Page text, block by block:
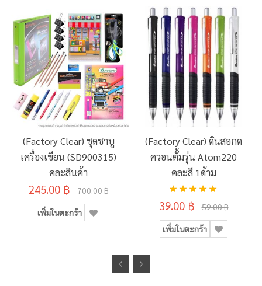
(Factory Clear) ชุดชาบู
เครื่องเขียน (SD900315)
คละสินค้า
245.00 ฿ 700.00 ฿
เพิ่มในตะกร้า
(Factory Clear) ดินสอกด
ควอนตั้มรุ่น Atom220
คละสี 1ด้าม
อันดับ:
100%
39.00 ฿ 59.00 ฿
เพิ่มในตะกร้า